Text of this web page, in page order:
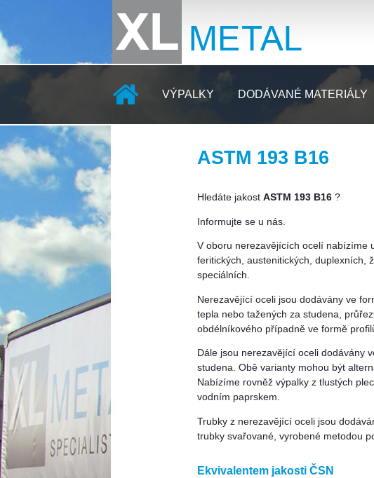
VÝPALKY DODÁVANÉ MATERIÁLY
ASTM 193 B16
Hledáte jakost ASTM 193 B16 ?
Informujte se u nás.
V oboru nerezavějících ocelí nabízíme
feritických, austenitických, duplexních,
speciálních.
Nerezavějící oceli jsou dodávány ve
tepla nebo tažených za studena,
obdélníkového případně ve formě
Dále jsou nerezavějící oceli dodávány
studena. Obě varianty mohou být
Nabízíme rovněž výpalky z tlustých
vodním paprskem.
Trubky z nerezavějící oceli jsou
trubky svařované, vyrobené metodou
Ekvivalentem jakosti ČSN